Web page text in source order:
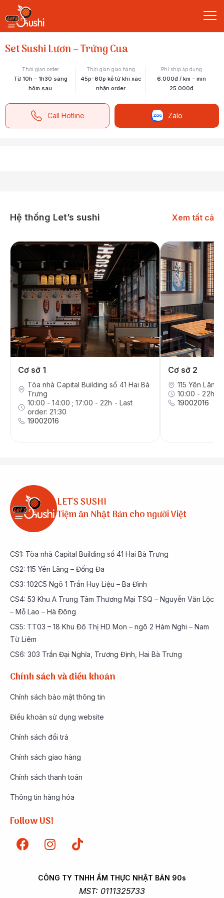
Set Sushi Lươn – Trứng Cua
Thời gian order
Từ 10h – 1h30 sáng
hôm sau
Thời gian giao hàng
45p-60p kể từ khi xác
nhận order
Phí ship áp dụng
6.000đ / km – min
25.000đ
Call Hotline Zalo
Hệ thống Let’s sushi Xem tất cả
Cơ sở 1
Tòa nhà Capital Building số 41 Hai Bà
Trưng
10:00 - 14:00 ; 17:00 - 22h - Last
order: 21:30
19002016
Cơ sở 2
115 Yên
10:00 - 22h -
19002016
LET'S SUSHI
Tiệm ăn Nhật Bản cho người Việt
CS1: Tòa nhà Capital Building số 41 Hai Bà Trưng
CS2: 115 Yên Lãng – Đống Đa
CS3: 102C5 Ngõ 1 Trần Huy Liệu – Ba Đình
CS4: 53 Khu A Trung Tâm Thương Mại TSQ – Nguyễn Văn Lộc
– Mỗ Lao – Hà Đông
CS5: TT03 – 18 Khu Đô Thị HD Mon – ngõ 2 Hàm Nghi – Nam
Từ Liêm
CS6: 303 Trần Đại Nghĩa, Trương Định, Hai Bà Trưng
Chính sách và điều khoản
Chính sách bảo mật thông tin
Điều khoản sử dụng website
Chính sách đổi trả
Chính sách giao hàng
Chính sách thanh toán
Thông tin hàng hóa
Follow US!
CÔNG TY TNHH ẨM THỰC NHẬT BẢN 90s
MST: 0111325733